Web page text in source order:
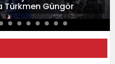
Türkmen Güngör